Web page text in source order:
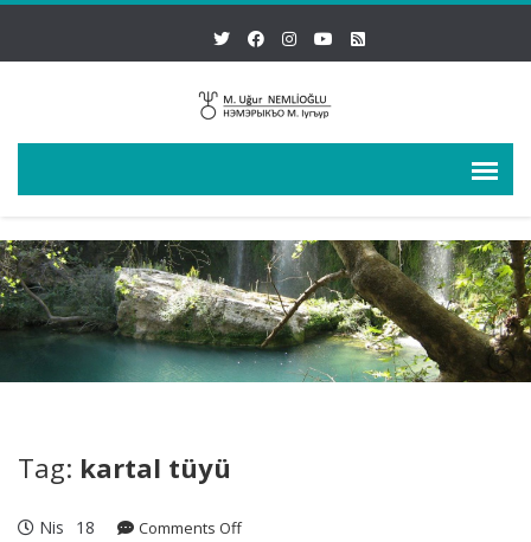
Tag: kartal tüyü
Nis 18 Comments Offon